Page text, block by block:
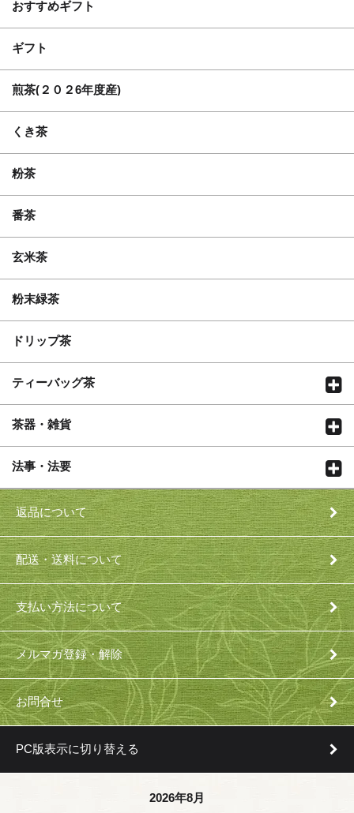
おすすめギフト
ギフト
煎茶(２０２6年度産)
くき茶
粉茶
番茶
玄米茶
粉末緑茶
ドリップ茶
ティーバッグ茶
茶器・雑貨
法事・法要
返品について
配送・送料について
支払い方法について
メルマガ登録・解除
お問合せ
PC版表示に切り替える
2026年8月